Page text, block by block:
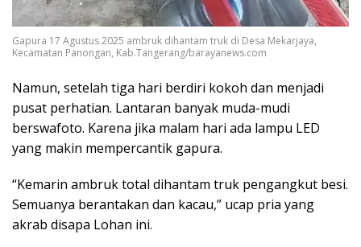
Gapura 17 Agustus 2025 ambruk dihantam truk di Desa Mekarjaya,
Kecamatan Panongan, Kab.Tangerang/barayanews.com
Namun, setelah tiga hari berdiri kokoh dan menjadi
pusat perhatian. Lantaran banyak muda-mudi
berswafoto. Karena jika malam hari ada lampu LED
yang makin mempercantik gapura.
“Kemarin ambruk total dihantam truk pengangkut besi.
Semuanya berantakan dan kacau,” ucap pria yang
akrab disapa Lohan ini.